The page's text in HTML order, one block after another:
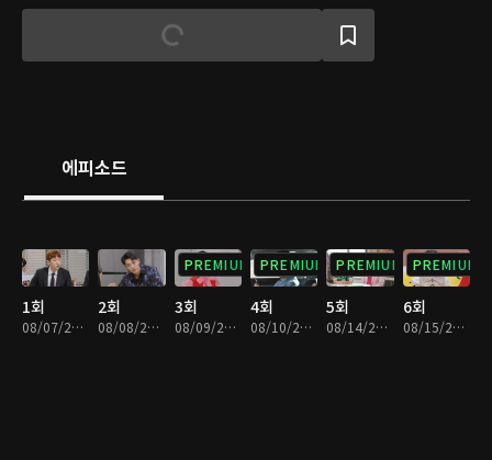
엄마이자 멋진 커리어를 개척한 여성이지만 예기치 못한 사건으로 모든
것을 빼앗긴다. 어머니의 반대를 무릅쓰고 배우가 된 우혁은 어느 날 갑
자기 사라진 스승 주경을 그리워한다. 그 순간, 주경과 똑같이 생긴 서희
에피소드
1회
08/07/2023 • 36분
2회
08/08/2023 • 36분
PREMIUM
3회
08/09/2023 • 35분
PREMIUM
4회
08/10/2023 • 36분
PREMIUM
5회
08/14/2023 • 36분
PREMIUM
6회
08/15/2023 • 35분